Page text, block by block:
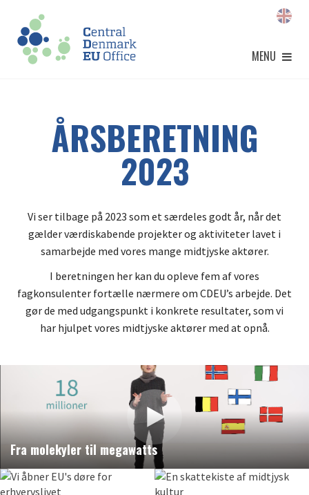
MENU
ÅRSBERETNING
2023
Vi ser tilbage på 2023 som et særdeles godt år, når det
gælder værdiskabende projekter og aktiviteter lavet i
samarbejde med vores mange midtjyske aktører.
I beretningen her kan du opleve fem af vores
fagkonsulenter fortælle nærmere om CDEU’s arbejde. Det
gør de med udgangspunkt i konkrete resultater, som vi
har hjulpet vores midtjyske aktører med at opnå.
Fra molekyler til megawatts